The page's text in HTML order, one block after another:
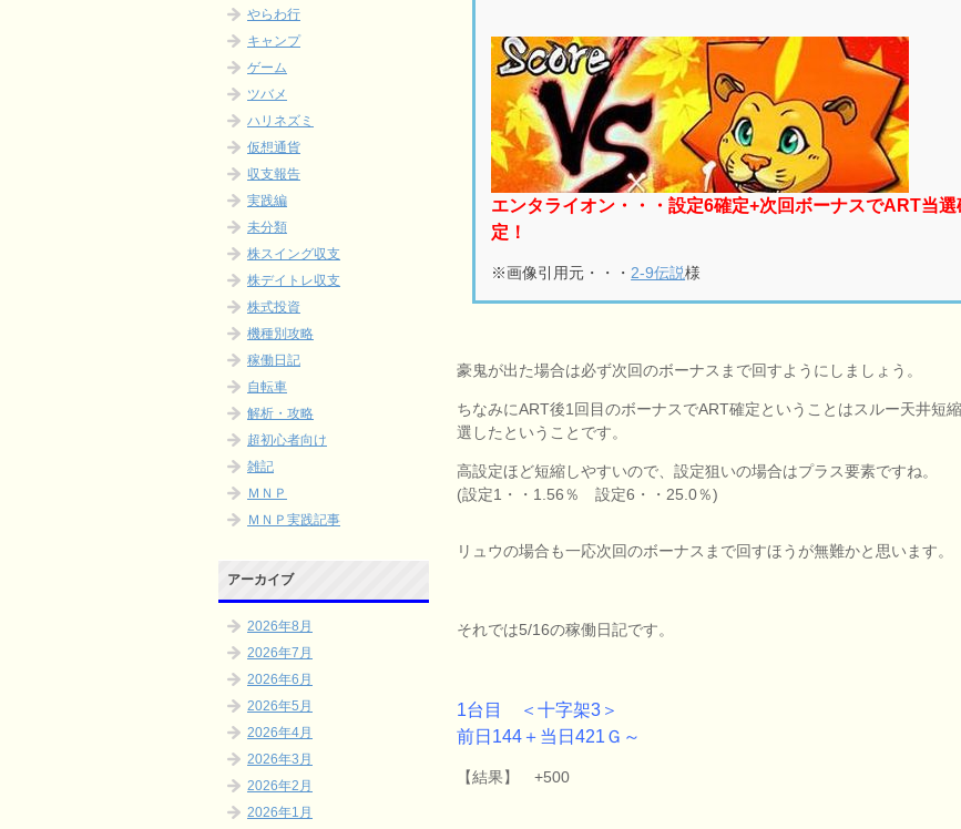
エンタライオン・・・設定6確定+次回ボーナスでART当選
定！
※画像引用元・・・ 2-9伝説様
豪鬼が出た場合は必ず次回のボーナスまで回すようにしましょう。
ちなみにART後1回目のボーナスでART確定ということはスルー天井短
選したということです。
高設定ほど短縮しやすいので、設定狙いの場合はプラス要素ですね。
(設定1・・1.56％ 設定6・・25.0％)
リュウの場合も一応次回のボーナスまで回すほうが無難かと思います。
それでは5/16の稼働日記です。
1台目 ＜十字架3＞
前日144＋当日421Ｇ～
【結果】 +500
やらわ行
キャンプ
ゲーム
ツバメ
ハリネズミ
仮想通貨
収支報告
実践編
未分類
株スイング収支
株デイトレ収支
株式投資
機種別攻略
稼働日記
自転車
解析・攻略
超初心者向け
雑記
ＭＮＰ
ＭＮＰ実践記事
アーカイブ
2026年8月
2026年7月
2026年6月
2026年5月
2026年4月
2026年3月
2026年2月
2026年1月